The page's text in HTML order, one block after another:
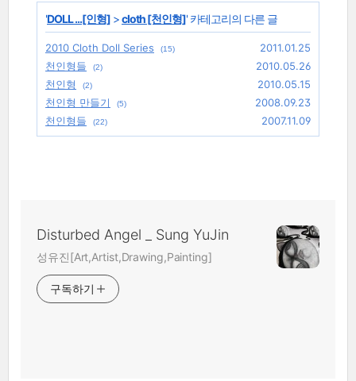
'DOLL ...[인형] >cloth [천인형]' 카테고리의 다른 글
2010 Cloth Doll Series (15)
2011.01.25
천인형들
(2)
2010.05.26
천인형
(2)
2010.05.15
천인형 만들기
(5)
2008.09.23
천인형들
(22) 2007.11.09
Disturbed Angel _ Sung YuJin
성유진[Art,Artist,Drawing,Painting]
구독하기